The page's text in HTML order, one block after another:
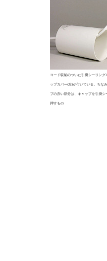
コード収納のついた引掛シーリング
ップカバー(左)が付いている。ちな
プの赤い部分は、キャップを引掛シ
押すもの